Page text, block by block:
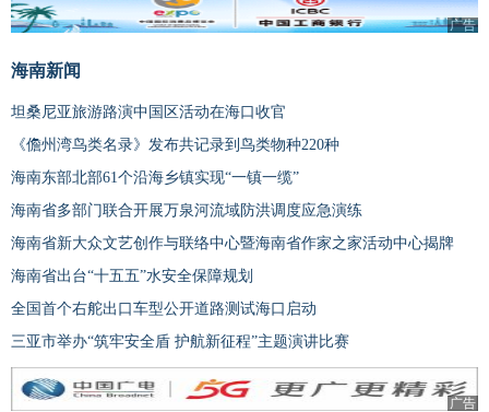
广告
海南新闻
坦桑尼亚旅游路演中国区活动在海口收官
《儋州湾鸟类名录》发布共记录到鸟类物种220种
海南东部北部61个沿海乡镇实现“一镇一缆”
海南省多部门联合开展万泉河流域防洪调度应急演练
海南省新大众文艺创作与联络中心暨海南省作家之家活动中心揭牌
海南省出台“十五五”水安全保障规划
全国首个右舵出口车型公开道路测试海口启动
三亚市举办“筑牢安全盾 护航新征程”主题演讲比赛
广告